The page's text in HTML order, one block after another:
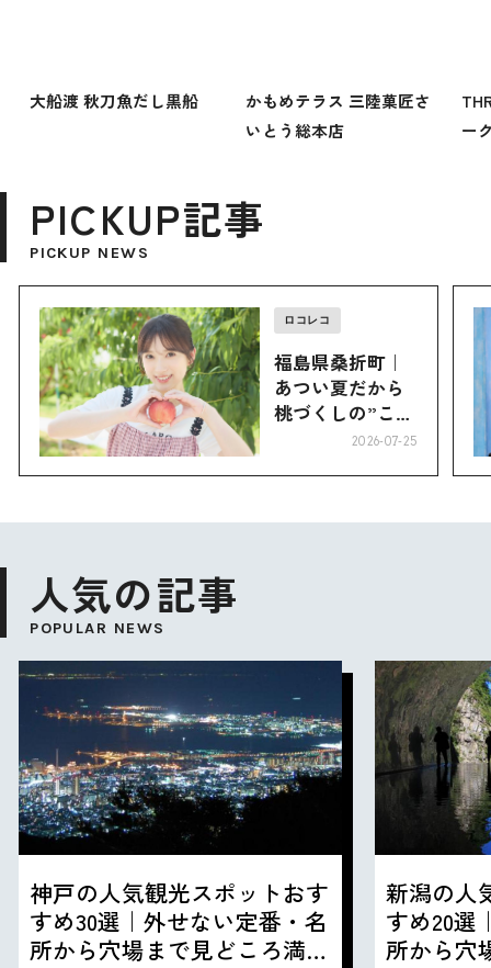
大船渡 秋刀魚だし黒船
かもめテラス 三陸菓匠さ
いとう総本店
ー
PICKUP記事
PICKUP NEWS
ロコレコ
福島県桑折町｜
あつい夏だから
桃づくしの”こお
2026-07-25
人気の記事
POPULAR NEWS
神戸の人気観光スポットおす
すめ30選｜外せない定番・名
所から穴場まで見どころ満載
新潟の人
すめ20選
所から穴